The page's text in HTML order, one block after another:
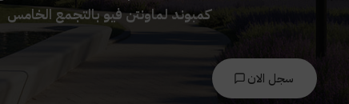
كمبوند لماونتن فيو بالتجمع الخامس
سجل الان